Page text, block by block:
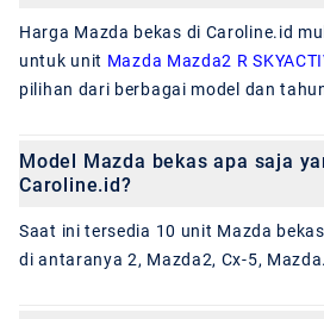
Harga Mazda bekas di Caroline.id
untuk unit Mazda Mazda2 R
pilihan dari berbagai model dan
Model Mazda bekas apa saja
Caroline.id?
Saat ini tersedia 10 unit Mazda
di antaranya 2, Mazda2, Cx-5, Mazda.